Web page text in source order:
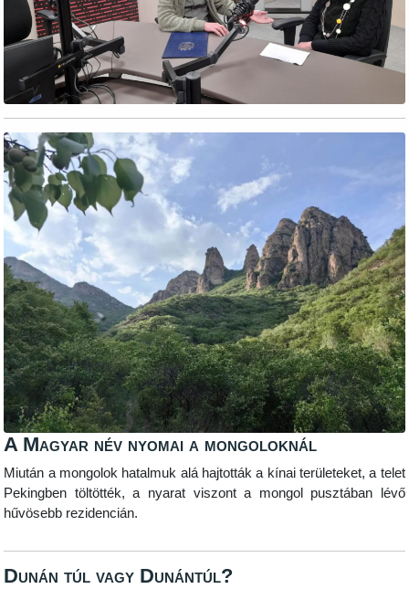
A Magyar név nyomai a mongoloknál
Miután a mongolok hatalmuk alá hajtották a kínai területeket, a telet
Pekingben töltötték, a nyarat viszont a mongol pusztában lévő
hűvösebb rezidencián.
Dunán túl vagy Dunántúl?